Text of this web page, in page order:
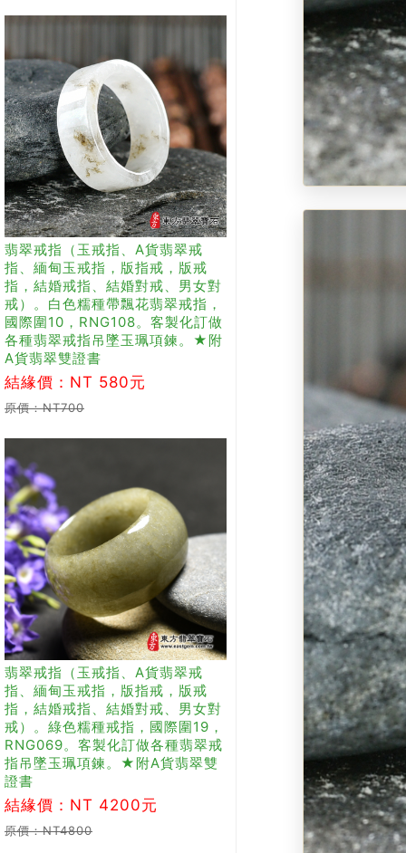
翡翠戒指（玉戒指、A貨翡翠戒
指、緬甸玉戒指，版指戒，版戒
指，結婚戒指、結婚對戒、男女對
戒）。白色糯種帶飄花翡翠戒指，
國際圍10，RNG108。客製化訂做
各種翡翠戒指吊墜玉珮項鍊。★附
A貨翡翠雙證書
結緣價：NT 580元
原價：NT700
翡翠戒指（玉戒指、A貨翡翠戒
指、緬甸玉戒指，版指戒，版戒
指，結婚戒指、結婚對戒、男女對
戒）。綠色糯種戒指，國際圍19，
RNG069。客製化訂做各種翡翠戒
指吊墜玉珮項鍊。★附A貨翡翠雙
證書
結緣價：NT 4200元
原價：NT4800